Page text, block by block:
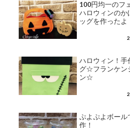
100円均一のフ
ハロウィンのか
ッグを作ったよ
ハロウィン！手
グ☆フランケン
ン☆
ぷよぷよボール
作！